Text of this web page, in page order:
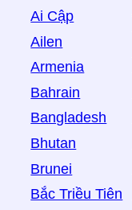
Ai Cập
Ailen
Armenia
Bahrain
Bangladesh
Bhutan
Brunei
Bắc Triều Tiên